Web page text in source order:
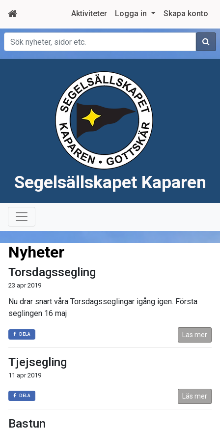
Aktiviteter Logga in Skapa konto
Sök
Segelsällskapet Kaparen
Nyheter
Torsdagssegling
23 apr 2019
Nu drar snart våra Torsdagsseglingar igång igen. Första
seglingen 16 maj
DELA Läs mer
Tjejsegling
11 apr 2019
DELA Läs mer
Bastun